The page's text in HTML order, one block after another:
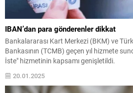
IBAN’dan para gönderenler dikkat
Bankalararası Kart Merkezi (BKM) ve
Bankasının (TCMB) geçen yıl hizmete
İste" hizmetinin kapsamı genişletildi.
20.01.2025